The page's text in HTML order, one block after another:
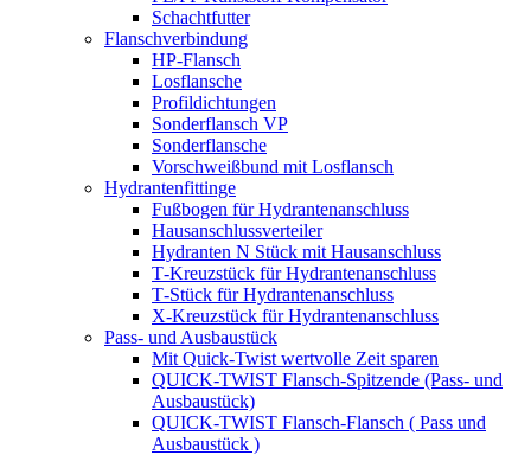
Schacht­futter
Flansch­ver­bindung
HP-Flansch
Losflansche
Profil­dich­tungen
Sonder­flansch VP
Sonder­flansche
Vorschweißbund mit Losflansch
Hydran­ten­fit­tinge
Fußbogen für Hydrantenanschluss
Hausan­schluss­ver­teiler
Hydranten N Stück mit Hausanschluss
T‑Kreuzstück für Hydrantenanschluss
T‑Stück für Hydrantenanschluss
X‑Kreuzstück für Hydrantenanschluss
Pass- und Ausbaustück
Mit Quick-Twist wertvolle Zeit sparen
QUICK-TWIST Flansch-Spitzende (Pass- und
Ausbaustück)
QUICK‑TWIST Flansch-Flansch ( Pass und
Ausbaustück )